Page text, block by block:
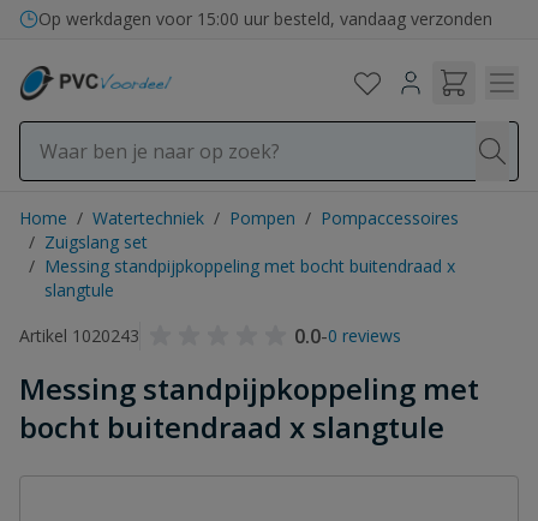
Ga naar de inhoud
Op werkdagen voor 15:00 uur besteld, vandaag verzonden
Home / Watertechniek / Pompen / Pompaccessoires
/ Zuigslang set
/ Messing standpijpkoppeling met bocht buitendraad x
slangtule
Artikel 1020243
0.0-0 reviews
Messing standpijpkoppeling met
bocht buitendraad x slangtule